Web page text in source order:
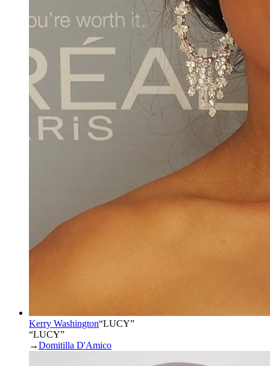
Kerry Washington“LUCY”
“LUCY”
→Domitilla D'Amico